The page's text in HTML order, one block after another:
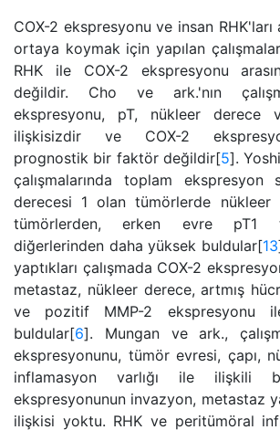
COX-2 ekspresyonu ve insan RHK'ları
ortaya koymak için yapılan
RHK ile COX-2 ekspresyonu
değildir. Cho ve ark.'nın
ekspresyonu, pT, nükleer derece
ilişkisizdir ve COX-2
prognostik bir faktör değildir[5].
çalışmalarında toplam ekspresyon
derecesi 1 olan tümörlerde
tümörlerden, erken evre pT1
diğerlerinden daha yüksek buldular[13
yaptıkları çalışmada COX-2
metastaz, nükleer derece, artmış
ve pozitif MMP-2 ekspresyonu
buldular[6]. Mungan ve ark.,
ekspresyonunu, tümör evresi, çapı,
inflamasyon varlığı ile ilişkili
ekspresyonunun invazyon, metastaz
ilişkisi yoktu. RHK ve peritümöral